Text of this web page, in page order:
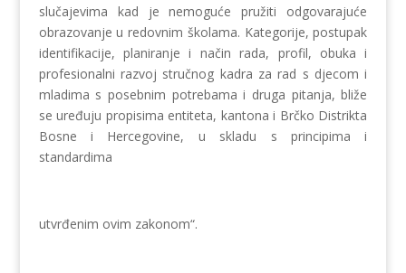
slučajevima kad je nemoguće pružiti odgovarajuće
obrazovanje u redovnim školama. Kategorije, postupak
identifikacije, planiranje i način rada, profil, obuka i
profesionalni razvoj stručnog kadra za rad s djecom i
mladima s posebnim potrebama i druga pitanja, bliže
se uređuju propisima entiteta, kantona i Brčko Distrikta
Bosne i Hercegovine, u skladu s principima i
standardima
utvrđenim ovim zakonom“.